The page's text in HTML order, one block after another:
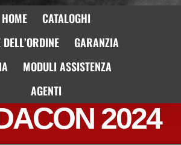
HOME
CATALOGHI
DELL’ORDINE
GARANZIA
MODULI ASSISTENZA
AGENTI
2024